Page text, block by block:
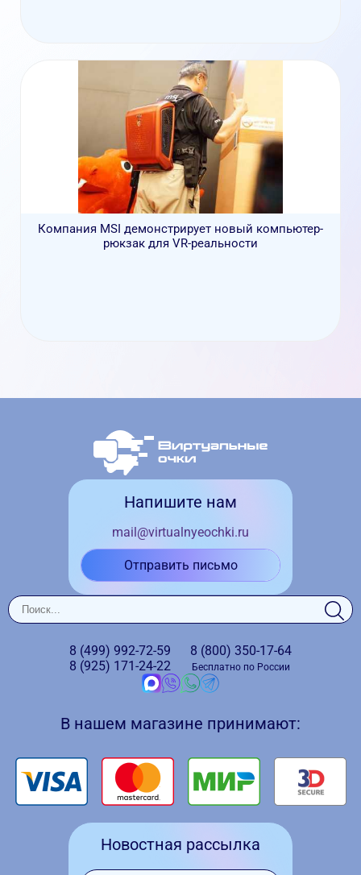
Компания MSI демонстрирует новый компьютер-
рюкзак для VR-реальности
Напишите нам
mail@virtualnyeochki.ru
Отправить письмо
8 (499) 992-72-59
8 (925) 171-24-22
8 (800) 350-17-64
Бесплатно по России
В нашем магазине принимают:
Новостная рассылка